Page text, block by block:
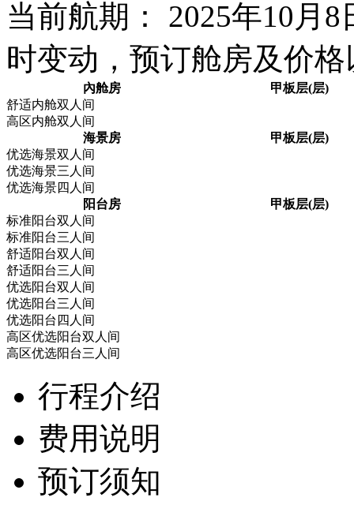
当前航期： 2025年10月
时变动，预订舱房及价
內舱房
甲板层(层)
舒适内舱双人间
高区内舱双人间
海景房
甲板层(层)
优选海景双人间
优选海景三人间
优选海景四人间
阳台房
甲板层(层)
标准阳台双人间
标准阳台三人间
舒适阳台双人间
舒适阳台三人间
优选阳台双人间
优选阳台三人间
优选阳台四人间
高区优选阳台双人间
高区优选阳台三人间
行程介绍
费用说明
预订须知